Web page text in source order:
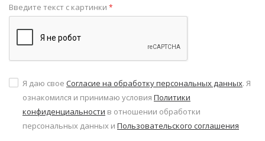
Введите текст с картинки *
Я даю свое Согласие на обработку персональных данных. Я
ознакомился и принимаю условия Политики
конфиденциальности в отношении обработки
персональных данных и Пользовательского соглашения